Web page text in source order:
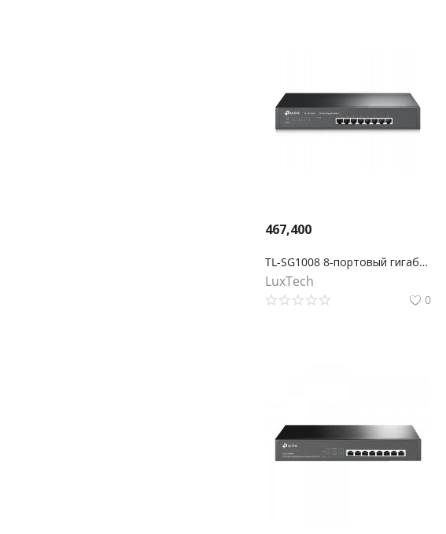
467,400
TL-SG1008 8-портовый гигабитный настольный/монтируемый в стойку коммутатор
LuxTech
0